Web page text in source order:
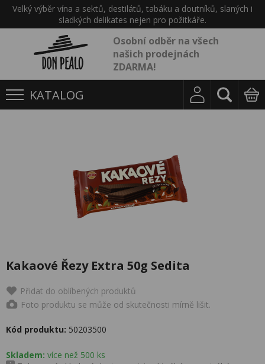
Velký výběr vína a sektů, destilátů, tabáku a doutníků, slaných i
sladkých delikates nejen pro požitkáře.
Osobní odběr na všech
našich prodejnách
ZDARMA!
KATALOG
Kakaové Řezy Extra 50g Sedita
Přidat do oblíbených produktů
Foto produktu se může od skutečnosti mírně lišit.
Kód produktu: 50203500
Skladem: více než 500 ks